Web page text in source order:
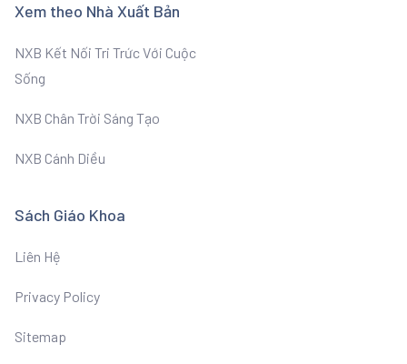
Xem theo Nhà Xuất Bản
NXB Kết Nối Tri Trức Với Cuộc
Sống
NXB Chân Trời Sáng Tạo
NXB Cánh Diều
Sách Giáo Khoa
Liên Hệ
Privacy Policy
Sitemap